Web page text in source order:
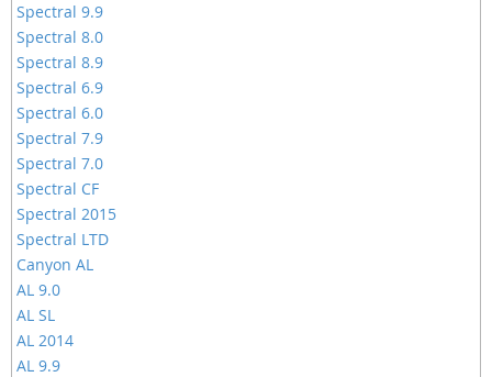
Spectral 9.9
Spectral 8.0
Spectral 8.9
Spectral 6.9
Spectral 6.0
Spectral 7.9
Spectral 7.0
Spectral CF
Spectral 2015
Spectral LTD
Canyon AL
AL 9.0
AL SL
AL 2014
AL 9.9